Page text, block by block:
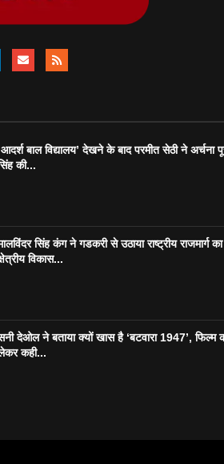
बाल विद्यालय’ देखने के बाद परमीत सेठी ने अर्चना
की...
सिंह कंग ने गडकरी से उठाया राष्ट्रीय राजमार्ग का
विकास...
देओल ने बताया क्यों खास है ‘बटवारा 1947’, फिल्म
कही...